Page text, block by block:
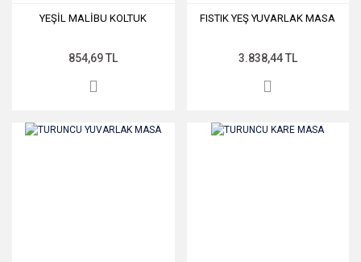
YEŞİL MALİBU KOLTUK
854,69 TL
FISTIK YEŞ YUVARLAK MASA
3.838,44 TL